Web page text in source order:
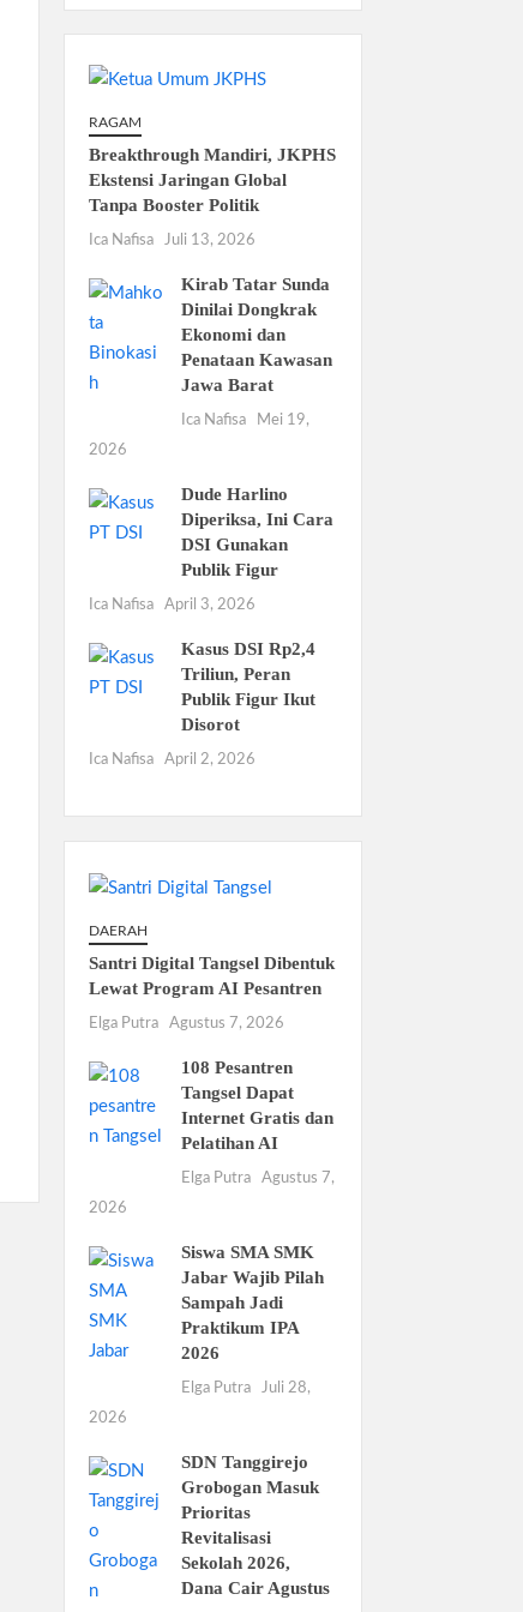
RAGAM
Breakthrough Mandiri, JKPHS
Ekstensi Jaringan Global
Tanpa Booster Politik
Ica Nafisa Juli 13, 2026
Kirab Tatar Sunda
Dinilai Dongkrak
Ekonomi dan
Penataan Kawasan
Jawa Barat
Ica Nafisa
Mei 19,
2026
Dude Harlino
Diperiksa, Ini Cara
DSI Gunakan
Publik Figur
Ica Nafisa April 3, 2026
Kasus DSI Rp2,4
Triliun, Peran
Publik Figur Ikut
Disorot
Ica Nafisa April 2, 2026
DAERAH
Santri Digital Tangsel Dibentuk
Lewat Program AI Pesantren
Elga Putra Agustus 7, 2026
108 Pesantren
Tangsel Dapat
Internet Gratis dan
Pelatihan AI
Elga Putra
Agustus 7,
2026
Siswa SMA SMK
Jabar Wajib Pilah
Sampah Jadi
Praktikum IPA
2026
Elga Putra
Juli 28,
2026
SDN Tanggirejo
Grobogan Masuk
Prioritas
Revitalisasi
Sekolah 2026,
Dana Cair Agustus